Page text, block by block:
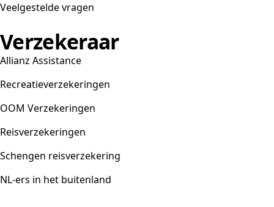
Veelgestelde vragen
Verzekeraar
Allianz Assistance
Recreatieverzekeringen
OOM Verzekeringen
Reisverzekeringen
Schengen reisverzekering
NL-ers in het buitenland